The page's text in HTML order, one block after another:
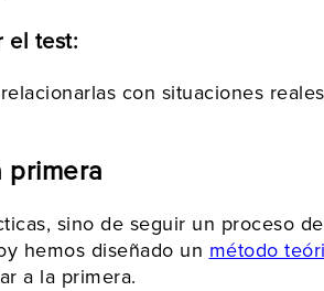
el test:
con situaciones
primera
sino de seguir un proceso
hemos diseñado un método
a la primera.